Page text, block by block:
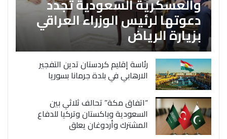
دعوتها لرئيس الوزراء العراقي
بزيارة الرياض
رئاسة إقليم كردستان تدين التفجير
الارهابي في بلدة جرمانا بسوريا
“اتفاق مكة” تحالف ثلاثي بين
السعودية وباكستان وتركيا للدفاع
المشترك وأردوغان يعلق